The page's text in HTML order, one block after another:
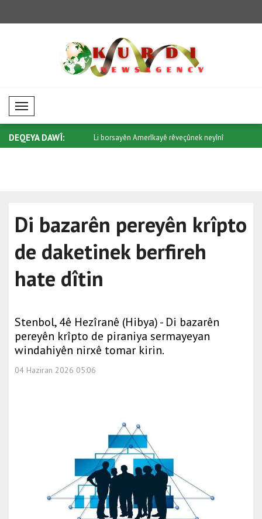
Mobil Menü
DEQEYA DAWÎ:
biyanî meyla neyînî Li borsayên Amerîkayê rêveçûnek neyînî
Di bazarên pereyên krîpto
de daketinek berfireh
hate dîtin
Stenbol, 4ê Hezîranê (Hibya) - Di bazarên
pereyên krîpto de piraniya sermayeyan
windahiyên nirxê tomar kirin.
04 Haziran 2026 05:06